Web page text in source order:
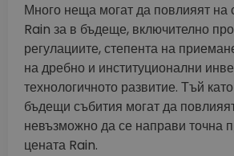
Много неща могат да повлияят на
Rain за в бъдеще, включително
регулациите, степента на
на дребно и институционални
технологичното развитие. Тъй
бъдещи събития могат да
невъзможно да се направи точна
цената Rain.